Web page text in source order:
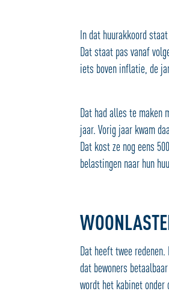
In dat huurakkoord
Dat staat pas vanaf
iets boven inflatie, de
Dat had alles te maken
jaar. Vorig jaar kwam
Dat kost ze nog eens
belastingen naar hun
Dat heeft twee
dat bewoners
wordt het kabinet